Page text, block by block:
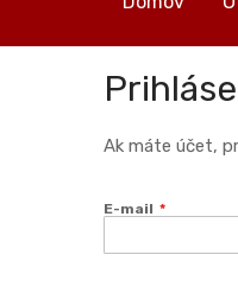
Ak máte účet,
E-mail